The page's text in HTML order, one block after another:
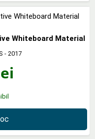
Whiteboard Material
- 2017